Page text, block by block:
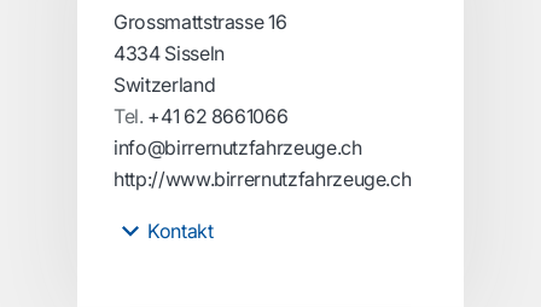
Grossmattstrasse 16
4334 Sisseln
Switzerland
Tel. +41 62 8661066
info@birrernutzfahrzeuge.ch
http://www.birrernutzfahrzeuge.ch
Kontakt